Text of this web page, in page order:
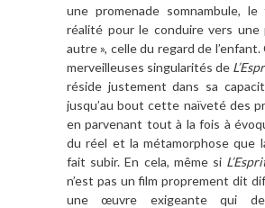
une promenade somnambule,
réalité pour le conduire vers une
autre », celle du regard de l’enfant.
merveilleuses singularités de
réside justement dans sa
jusqu’au bout cette naïveté des
en parvenant tout à la fois à
du réel et la métamorphose que
fait subir. En cela, même si
n’est pas un film proprement dit
une œuvre exigeante qui